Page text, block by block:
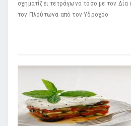
σχηματίζει τετράγωνο τόσο με τον
τον Πλούτωνα από τον Υδροχόο